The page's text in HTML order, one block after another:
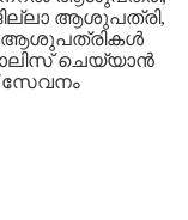
ആശുപത്രി,
ആശുപത്രികൾ
ചെയ്യാൻ
സേവനം